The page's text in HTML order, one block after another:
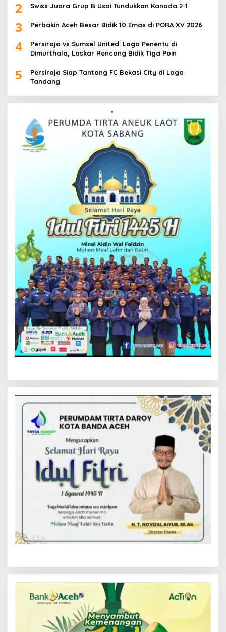
2 Swiss Juara Grup B Usai Tundukkan Kanada 2-1
3 Perbakin Aceh Besar Bidik 10 Emas di PORA XV 2026
4
Persiraja vs Sumsel United: Laga Penentu di
Dimurthala, Laskar Rencong Bidik Tiga Poin
5
Persiraja Siap Tantang FC Bekasi City di Laga
Tandang